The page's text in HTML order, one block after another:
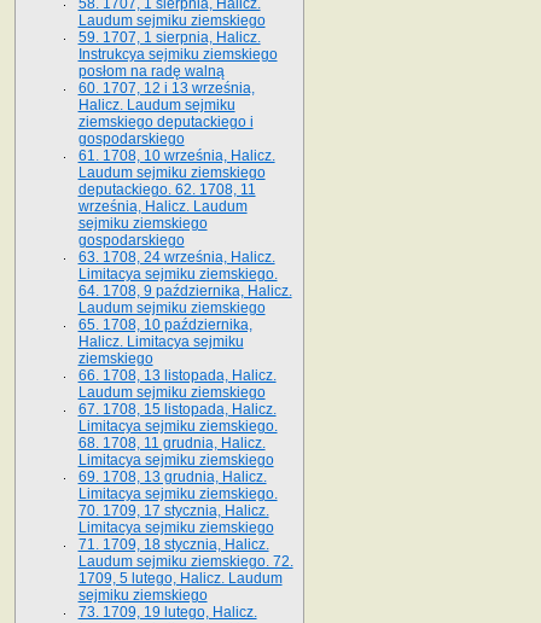
58. 1707, 1 sierpnia, Halicz.
Laudum sejmiku ziemskiego
59. 1707, 1 sierpnia, Halicz.
Instrukcya sejmiku ziemskiego
posłom na radę walną
60. 1707, 12 i 13 września,
Halicz. Laudum sejmiku
ziemskiego deputackiego i
gospodarskiego
61. 1708, 10 września, Halicz.
Laudum sejmiku ziemskiego
deputackiego. 62. 1708, 11
września, Halicz. Laudum
sejmiku ziemskiego
gospodarskiego
63. 1708, 24 września, Halicz.
Limitacya sejmiku ziemskiego.
64. 1708, 9 października, Halicz.
Laudum sejmiku ziemskiego
65­. 1708, 10 października,
Halicz. Limitacya sejmiku
ziemskiego
66. 1708, 13 listopada, Halicz.
Laudum sejmiku ziemskiego
67. 1708, 15 listopada, Halicz.
Limitacya sejmiku ziemskiego.
68. 1708, 11 grudnia, Halicz.
Limitacya sejmiku ziemskiego
69. 1708, 13 grudnia, Halicz.
Limitacya sejmiku ziemskiego.
70. 1709, 17 stycznia, Halicz.
Limitacya sejmiku ziemskiego
71. 1709, 18 stycznia, Halicz.
Laudum sejmiku ziemskiego. 72.
1709, 5 lutego, Halicz. Laudum
sejmiku ziemskiego
73. 1709, 19 lutego, Halicz.